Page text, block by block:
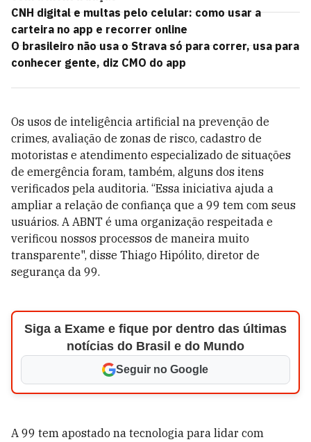
CNH digital e multas pelo celular: como usar a
carteira no app e recorrer online
O brasileiro não usa o Strava só para correr, usa para
conhecer gente, diz CMO do app
Os usos de inteligência artificial na prevenção de
crimes, avaliação de zonas de risco, cadastro de
motoristas e atendimento especializado de situações
de emergência foram, também, alguns dos itens
verificados pela auditoria. “Essa iniciativa ajuda a
ampliar a relação de confiança que a 99 tem com seus
usuários. A ABNT é uma organização respeitada e
verificou nossos processos de maneira muito
transparente", disse Thiago Hipólito, diretor de
segurança da 99.
Siga a Exame e fique por dentro das últimas
notícias do Brasil e do Mundo
Seguir no Google
A 99 tem apostado na tecnologia para lidar com